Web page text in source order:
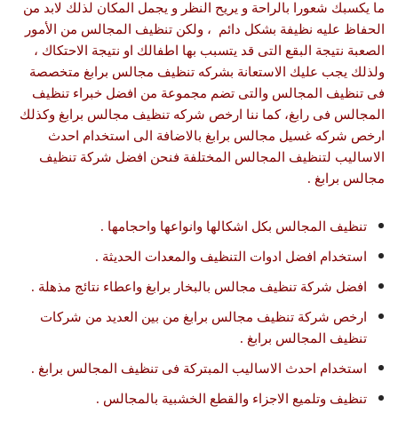
ما يكسبك شعورا بالراحة و يريح النظر و يجمل المكان لذلك لابد من
الحفاظ عليه نظيفة بشكل دائم ، ولكن تنظيف المجالس من الأمور
الصعبة نتيجة البقع التى قد يتسبب بها اطفالك او نتيجة الاحتكاك ،
ولذلك يجب عليك الاستعانة بشركه تنظيف مجالس برابغ متخصصة
فى تنظيف المجالس والتى تضم مجموعة من افضل خبراء تنظيف
المجالس فى رابغ، كما ننا ارخص شركه تنظيف مجالس برابغ وكذلك
ارخص شركه غسيل مجالس برابغ بالاضافة الى استخدام احدث
الاساليب لتنظيف المجالس المختلفة فنحن افضل شركة تنظيف
مجالس برابغ .
تنظيف المجالس بكل اشكالها وانواعها واحجامها .
استخدام افضل ادوات التنظيف والمعدات الحديثة .
افضل شركة تنظيف مجالس بالبخار برابغ واعطاء نتائج مذهلة .
ارخص شركة تنظيف مجالس برابغ من بين العديد من شركات
تنظيف المجالس برابغ .
استخدام احدث الاساليب المبتركة فى تنظيف المجالس برابغ .
تنظيف وتلميع الاجزاء والقطع الخشبية بالمجالس .